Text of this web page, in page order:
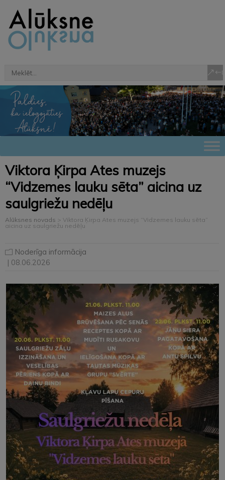
Viktora Ķirpa Ates muzejs
“Vidzemes lauku sēta” aicina uz
saulgriežu nedēļu
Alūksnes novads > Viktora Ķirpa Ates muzejs “Vidzemes lauku sēta”
aicina uz saulgriežu nedēļu
Noderīga informācija
| 08.06.2026